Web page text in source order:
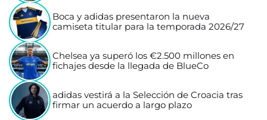
Boca y adidas presentaron la nueva
camiseta titular para la temporada 2026/27
Chelsea ya superó los €2.500 millones en
fichajes desde la llegada de BlueCo
adidas vestirá a la Selección de Croacia tras
firmar un acuerdo a largo plazo